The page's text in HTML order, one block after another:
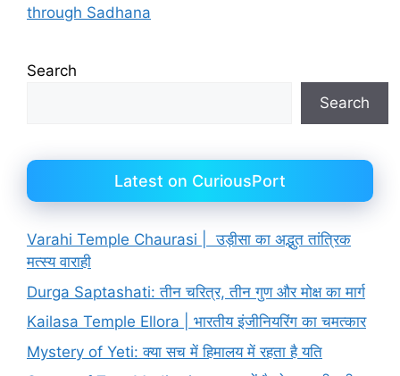
through Sadhana
Search
Search
Latest on CuriousPort
Varahi Temple Chaurasi | उड़ीसा का अद्भुत तांत्रिक
मत्स्य वाराही
Durga Saptashati: तीन चरित्र, तीन गुण और मोक्ष का मार्ग
Kailasa Temple Ellora | भारतीय इंजीनियरिंग का चमत्कार
Mystery of Yeti: क्या सच में हिमालय में रहता है यति